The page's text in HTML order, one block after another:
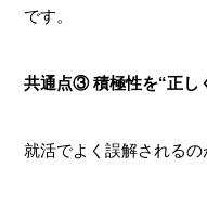
です。
共通点③ 積極性を“正し
就活でよく誤解されるの